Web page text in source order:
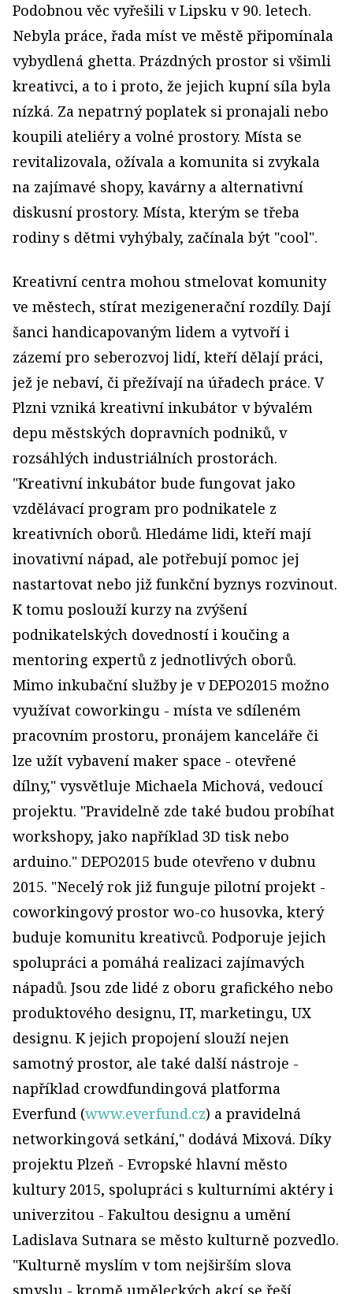
Podobnou věc vyřešili v Lipsku v 90. letech.
Nebyla práce, řada míst ve městě připomínala
vybydlená ghetta. Prázdných prostor si všimli
kreativci, a to i proto, že jejich kupní síla byla
nízká. Za nepatrný poplatek si pronajali nebo
koupili ateliéry a volné prostory. Místa se
revitalizovala, ožívala a komunita si zvykala
na zajímavé shopy, kavárny a alternativní
diskusní prostory. Místa, kterým se třeba
rodiny s dětmi vyhýbaly, začínala být "cool".
Kreativní centra mohou stmelovat komunity
ve městech, stírat mezigenerační rozdíly. Dají
šanci handicapovaným lidem a vytvoří i
zázemí pro seberozvoj lidí, kteří dělají práci,
jež je nebaví, či přežívají na úřadech práce. V
Plzni vzniká kreativní inkubátor v bývalém
depu městských dopravních podniků, v
rozsáhlých industriálních prostorách.
"Kreativní inkubátor bude fungovat jako
vzdělávací program pro podnikatele z
kreativních oborů. Hledáme lidi, kteří mají
inovativní nápad, ale potřebují pomoc jej
nastartovat nebo již funkční byznys rozvinout.
K tomu poslouží kurzy na zvýšení
podnikatelských dovedností i koučing a
mentoring expertů z jednotlivých oborů.
Mimo inkubační služby je v DEPO2015 možno
využívat coworkingu - místa ve sdíleném
pracovním prostoru, pronájem kanceláře či
lze užít vybavení maker space - otevřené
dílny," vysvětluje Michaela Michová, vedoucí
projektu. "Pravidelně zde také budou probíhat
workshopy, jako například 3D tisk nebo
arduino." DEPO2015 bude otevřeno v dubnu
2015. "Necelý rok již funguje pilotní projekt -
coworkingový prostor wo-co husovka, který
buduje komunitu kreativců. Podporuje jejich
spolupráci a pomáhá realizaci zajímavých
nápadů. Jsou zde lidé z oboru grafického nebo
produktového designu, IT, marketingu, UX
designu. K jejich propojení slouží nejen
samotný prostor, ale také další nástroje -
například crowdfundingová platforma
Everfund (www.everfund.cz) a pravidelná
networkingová setkání," dodává Mixová. Díky
projektu Plzeň - Evropské hlavní město
kultury 2015, spolupráci s kulturními aktéry i
univerzitou - Fakultou designu a umění
Ladislava Sutnara se město kulturně pozvedlo.
"Kulturně myslím v tom nejširším slova
smyslu - kromě uměleckých akcí se řeší